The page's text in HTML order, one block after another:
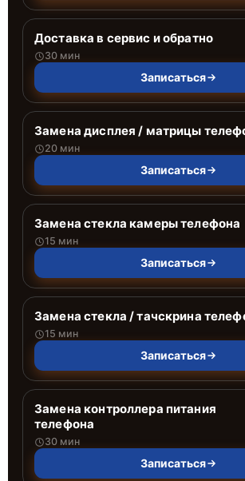
Доставка в сервис и обратно
30 мин
Записаться
Замена дисплея / матрицы
20 мин
Записаться
Замена стекла камеры телефона
15 мин
Записаться
Замена стекла / тачскрина
15 мин
Записаться
Замена контроллера питания
телефона
30 мин
Записаться